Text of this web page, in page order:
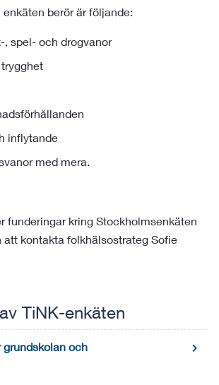
berör är följande:
, spel- och drogvanor
inflytande
med mera.
funderingar kring Stockholmsenkäten
att kontakta folkhälsostrateg Sofie
TiNK-enkäten
och